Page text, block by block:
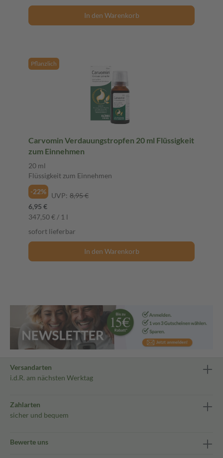
In den Warenkorb
Pflanzlich
Carvomin Verdauungstropfen 20 ml Flüssigkeit
zum Einnehmen
20 ml
Flüssigkeit zum Einnehmen
-22%
UVP: 8,95 €
6,95 €
347,50 € / 1 l
sofort lieferbar
In den Warenkorb
Versandarten
i.d.R. am nächsten Werktag
Zahlarten
sicher und bequem
Bewerte uns